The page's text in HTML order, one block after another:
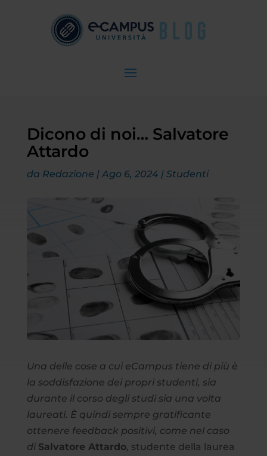
Dicono di noi… Salvatore
Attardo
da Redazione |Ago 6, 2024 | Studenti
Una delle cose a cui eCampus tiene di più è
la soddisfazione dei propri studenti, sia
durante il corso degli studi sia una volta
laureati. È quindi sempre gratificante
ottenere feedback positivi, come nel caso
di Salvatore Attardo, studente della laurea